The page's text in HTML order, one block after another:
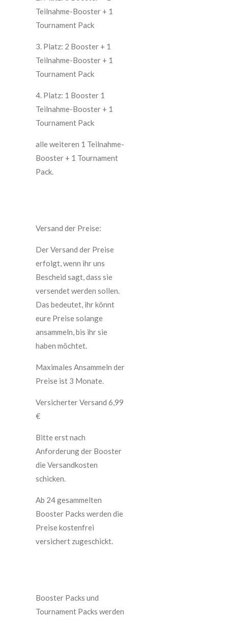
Teilnahme-Booster + 1
Tournament Pack
3. Platz: 2 Booster + 1
Teilnahme-Booster + 1
Tournament Pack
4. Platz: 1 Booster 1
Teilnahme-Booster + 1
Tournament Pack
alle weiteren 1 Teilnahme-
Booster + 1 Tournament
Pack.
Versand der Preise:
Der Versand der Preise
erfolgt, wenn ihr uns
Bescheid sagt, dass sie
versendet werden sollen.
Das bedeutet, ihr könnt
eure Preise solange
ansammeln, bis ihr sie
haben möchtet.
Maximales Ansammeln der
Preise ist 3 Monate.
Versicherter Versand 6,99
€
Bitte erst nach
Anforderung der Booster
die Versandkosten
schicken.
Ab 24 gesammelten
Booster Packs werden die
Preise kostenfrei
versichert zugeschickt.
Booster Packs und
Tournament Packs werden